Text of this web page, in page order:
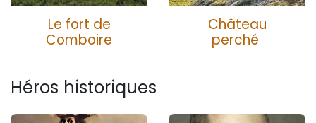
Le fort de
Comboire
Château
perché
Héros historiques